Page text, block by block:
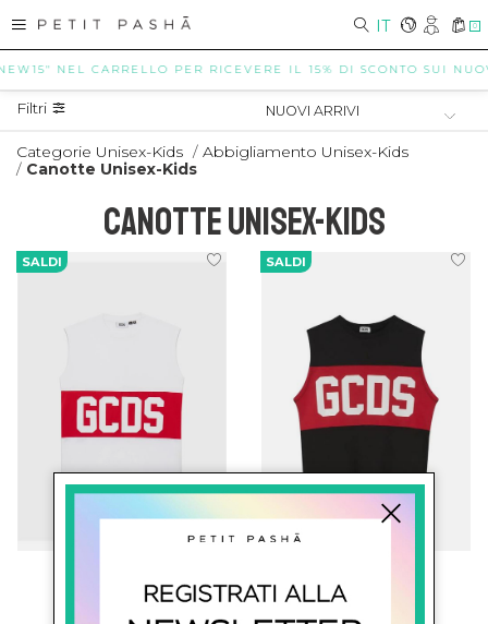
IT 0
NEL CARRELLO PER RICEVERE IL 15% DI SCONTO SUI
Filtri
Categorie Unisex-Kids / Abbigliamento Unisex-Kids
/ Canotte Unisex-Kids
CANOTTE UNISEX-KIDS
SALDI
gcds kids
SALDI
gcds kids